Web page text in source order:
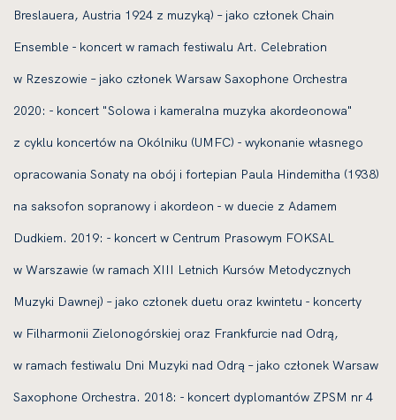
Breslauera, Austria 1924 z muzyką) – jako członek Chain
Ensemble - koncert w ramach festiwalu Art. Celebration
w Rzeszowie – jako członek Warsaw Saxophone Orchestra
2020: - koncert "Solowa i kameralna muzyka akordeonowa"
z cyklu koncertów na Okólniku (UMFC) - wykonanie własnego
opracowania Sonaty na obój i fortepian Paula Hindemitha (1938)
na saksofon sopranowy i akordeon - w duecie z Adamem
Dudkiem. 2019: - koncert w Centrum Prasowym FOKSAL
w Warszawie (w ramach XIII Letnich Kursów Metodycznych
Muzyki Dawnej) – jako członek duetu oraz kwintetu - koncerty
w Filharmonii Zielonogórskiej oraz Frankfurcie nad Odrą,
w ramach festiwalu Dni Muzyki nad Odrą – jako członek Warsaw
Saxophone Orchestra. 2018: - koncert dyplomantów ZPSM nr 4